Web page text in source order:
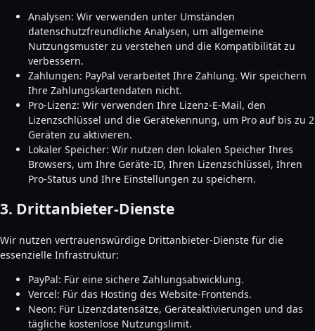
Analysen: Wir verwenden unter Umständen
datenschutzfreundliche Analysen, um allgemeine
Nutzungsmuster zu verstehen und die Kompatibilität zu
verbessern.
Zahlungen: PayPal verarbeitet Ihre Zahlung. Wir speichern
Ihre Zahlungskartendaten nicht.
Pro-Lizenz: Wir verwenden Ihre Lizenz-E-Mail, den
Lizenzschlüssel und die Gerätekennung, um Pro auf bis zu 2
Geräten zu aktivieren.
Lokaler Speicher: Wir nutzen den lokalen Speicher Ihres
Browsers, um Ihre Geräte-ID, Ihren Lizenzschlüssel, Ihren
Pro-Status und Ihre Einstellungen zu speichern.
3. Drittanbieter-Dienste
Wir nutzen vertrauenswürdige Drittanbieter-Dienste für die
essenzielle Infrastruktur:
PayPal: Für eine sichere Zahlungsabwicklung.
Vercel: Für das Hosting des Website-Frontends.
Neon: Für Lizenzdatensätze, Geräteaktivierungen und das
tägliche kostenlose Nutzungslimit.